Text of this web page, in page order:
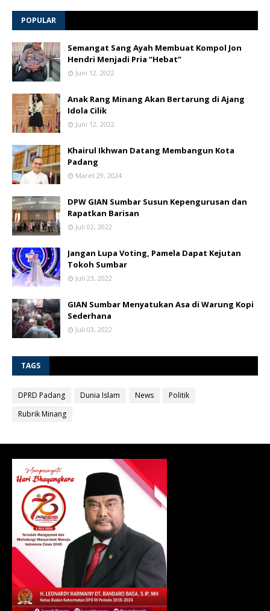
POPULAR
Semangat Sang Ayah Membuat Kompol Jon
Hendri Menjadi Pria “Hebat”
Juni 12, 2022
Anak Rang Minang Akan Bertarung di Ajang
Idola Cilik
Juni 12, 2022
Khairul Ikhwan Datang Membangun Kota
Padang
Maret 29, 2024
DPW GIAN Sumbar Susun Kepengurusan dan
Rapatkan Barisan
Juli 02, 2022
Jangan Lupa Voting, Pamela Dapat Kejutan
Tokoh Sumbar
Juli 23, 2022
GIAN Sumbar Menyatukan Asa di Warung Kopi
Sederhana
Juli 03, 2022
TAGS
DPRD Padang Dunia Islam News
Politik
Rubrik Minang